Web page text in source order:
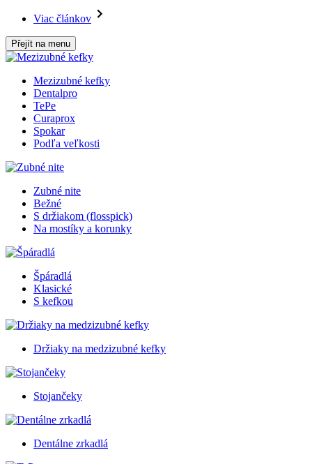
Viac článkov
Přejít na menu
Mezizubné kefky
Dentalpro
TePe
Curaprox
Spokar
Podľa veľkosti
Zubné nite
Bežné
S držiakom (flosspick)
Na mostíky a korunky
Špáradlá
Klasické
S kefkou
Držiaky na medzizubné kefky
Stojančeky
Dentálne zrkadlá